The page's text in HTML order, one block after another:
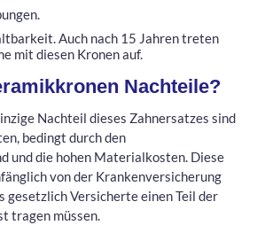
Auch nach 15 Jahren treten
mit diesen Kronen auf.
Nachteile?
Nachteil dieses Zahnersatzes sind
bedingt durch den
und die hohen Materialkosten. Diese
von der Krankenversicherung
gesetzlich Versicherte einen Teil der
tragen müssen.